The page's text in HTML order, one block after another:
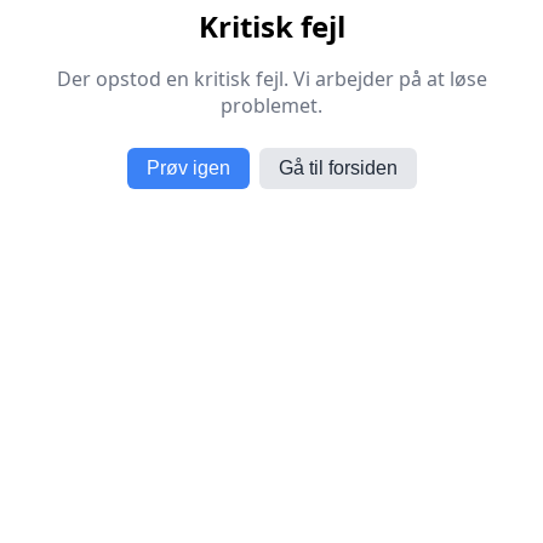
Kritisk fejl
Der opstod en kritisk fejl. Vi arbejder på at løse
problemet.
Prøv igen Gå til forsiden